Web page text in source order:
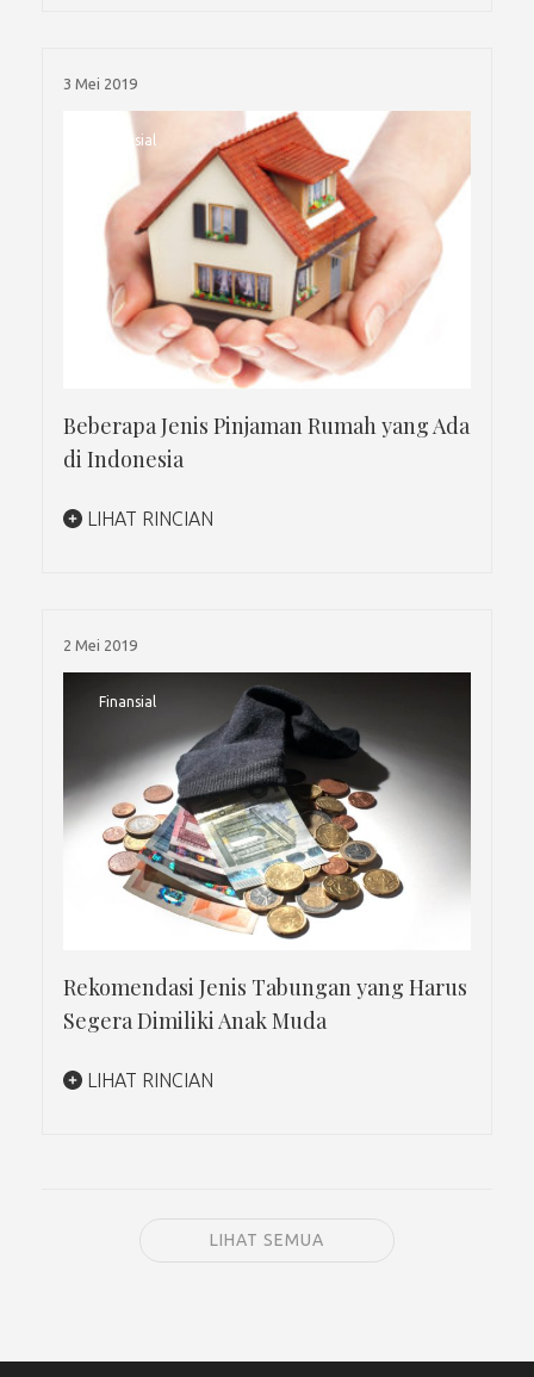
3 Mei 2019
Finansial
Beberapa Jenis Pinjaman Rumah yang Ada
di Indonesia
LIHAT RINCIAN
2 Mei 2019
Finansial
Rekomendasi Jenis Tabungan yang Harus
Segera Dimiliki Anak Muda
LIHAT RINCIAN
LIHAT SEMUA